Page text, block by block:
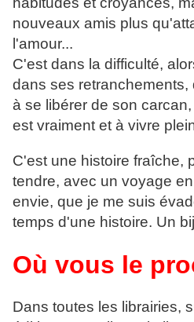
nouveaux amis plus
l'amour...
C'est dans la difficulté,
dans ses retranchements,
à se libérer de son
est vraiment et à vivre
C'est une histoire fraîche,
tendre, avec un voyage
envie, que je me suis
temps d'une histoire. Un
Où vous le
Dans toutes les librairies,